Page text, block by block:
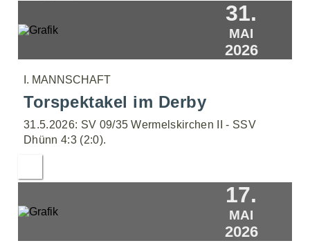
31.
MAI
2026
I. MANNSCHAFT
Torspektakel im Derby
31.5.2026: SV 09/35 Wermelskirchen II - SSV
Dhünn 4:3 (2:0).
17.
MAI
2026